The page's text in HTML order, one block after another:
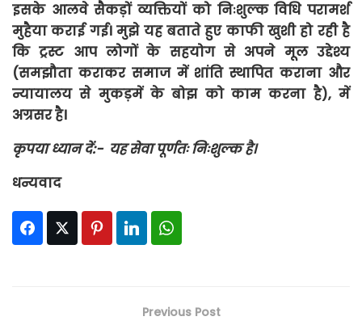
इसके आलवे सैकड़ों व्यक्तियों को निःशुल्क विधि परामर्श
मुहैया कराई गई। मुझे यह बताते हुए काफी खुशी हो रही है
कि ट्रस्ट आप लोगों के सहयोग से अपने मूल उद्देश्य
(समझौता कराकर समाज में शांति स्थापित कराना और
न्यायालय से मुकड़में के बोझ को काम करना है),में
अग्रसरहै।
कृपया ध्यान दें:- यहसेवा पूर्णतः निःशुल्क है।
धन्यवाद
FacebookTwitter PinterestLinkedIn
Previous Post